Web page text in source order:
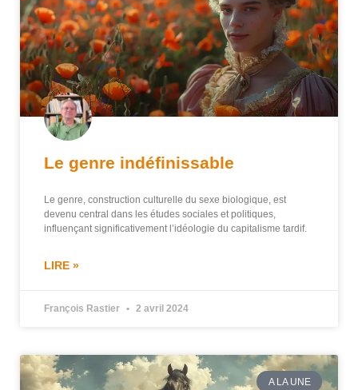
Le genre indéfinissable
Le genre, construction culturelle du sexe biologique, est
devenu central dans les études sociales et politiques,
influençant significativement l’idéologie du capitalisme tardif.
LIRE »
François Rastier 2 avril 2024
A LA UNE